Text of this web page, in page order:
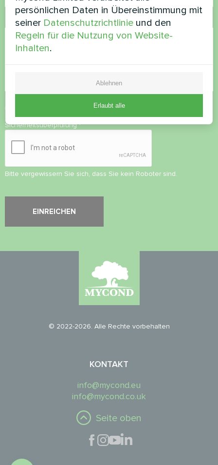
Kommentar
Datenschutzbestimmungen
Sicherheitsüberprüfung*
Bitte vergewissern Sie sich, dass Sie kein Roboter sind.
© 2022-2026. Alle Rechte vorbehalten
KONTAKT
info@mycond.eu
info@mycond.co.uk
Seite oben
persönlichen Daten in Übereinstimmung mit
seiner Datenschutzrichtlinie und den
Regeln für die Nutzung von Website-
Inhalten.
Ablehnen
Erlaubt alle